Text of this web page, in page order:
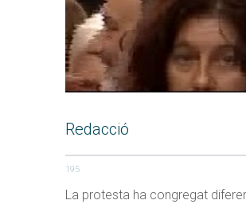
Redacció
195
La protesta ha congregat